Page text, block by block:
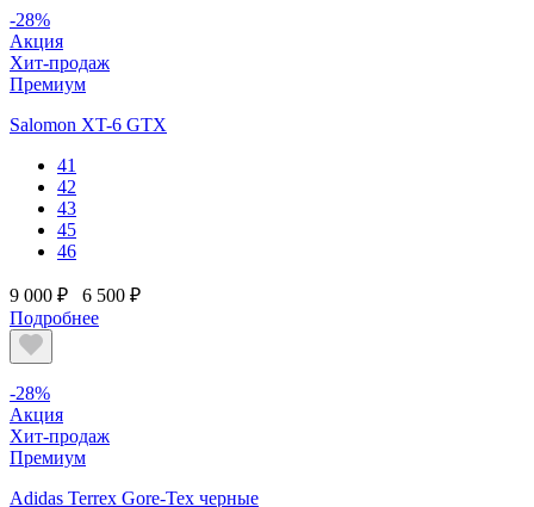
-28%
Акция
Хит-продаж
Премиум
Salomon XT-6 GTX
41
42
43
45
46
9 000 ₽
6 500 ₽
Подробнее
-28%
Акция
Хит-продаж
Премиум
Adidas Terrex Gore-Tex черные